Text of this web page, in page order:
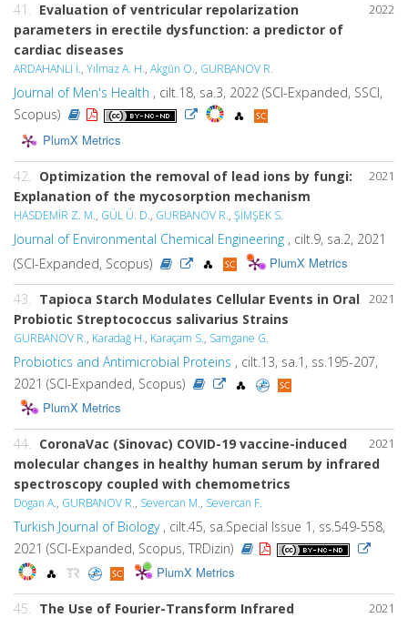
2022
41. Evaluation of ventricular repolarization
parameters in erectile dysfunction: a predictor of
cardiac diseases
ARDAHANLI İ., Yılmaz A. H., Akgün O., GURBANOV R.
Journal of Men's Health , cilt.18, sa.3, 2022 (SCI-Expanded, SSCI,
Scopus)
PlumX Metrics
2021
42.
Optimization the removal of lead ions by fungi:
Explanation of the mycosorption mechanism
HASDEMİR Z. M., GÜL Ü. D., GURBANOV R., ŞİMŞEK S.
Journal of Environmental Chemical Engineering , cilt.9, sa.2, 2021
(SCI-Expanded, Scopus)
PlumX Metrics
2021
43.
Tapioca Starch Modulates Cellular Events in Oral
Probiotic Streptococcus salivarius Strains
GURBANOV R., Karadağ H., Karaçam S., Samgane G.
Probiotics and Antimicrobial Proteins , cilt.13, sa.1, ss.195-207,
2021 (SCI-Expanded, Scopus)
PlumX Metrics
2021
44.
CoronaVac (Sinovac) COVID-19 vaccine-induced
molecular changes in healthy human serum by infrared
spectroscopy coupled with chemometrics
Dogan A., GURBANOV R., Severcan M., Severcan F.
Turkish Journal of Biology, cilt.45, sa.Special Issue 1, ss.549-558,
2021 (SCI-Expanded, Scopus, TRDizin)
PlumX Metrics
2021
45.
The Use of Fourier-Transform Infrared